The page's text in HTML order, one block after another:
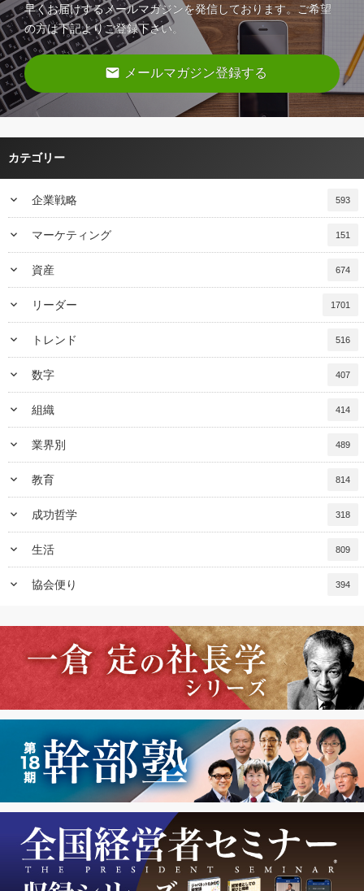
早くお届けするメールマガジンを発信しております。ご希望
の方は下記よりご登録下さい。
email メールマガジン登録する
カテゴリー
keyboard_arrow_down 企業戦略 593
keyboard_arrow_down マーケティング 151
keyboard_arrow_down 資産 674
keyboard_arrow_down リーダー 1701
keyboard_arrow_down トレンド 516
keyboard_arrow_down 数字 407
keyboard_arrow_down 組織 414
keyboard_arrow_down 業界別 489
keyboard_arrow_down 教育 814
keyboard_arrow_down 成功哲学 318
keyboard_arrow_down 生活 809
keyboard_arrow_down 協会便り 394